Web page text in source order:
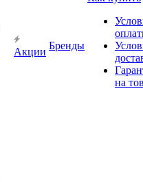
Акции
Бренды
на